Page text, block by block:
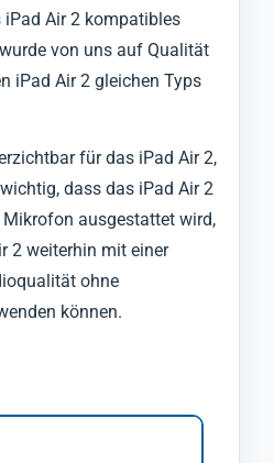
Air 2 kompatibles
von uns auf Qualität
iPad Air 2 gleichen Typs
für das iPad Air 2,
dass das iPad Air 2
ausgestattet wird,
2 weiterhin mit einer
ohne
können.